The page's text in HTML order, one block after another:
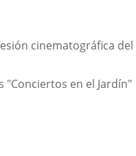
cinematográfica del
en el Jardín"